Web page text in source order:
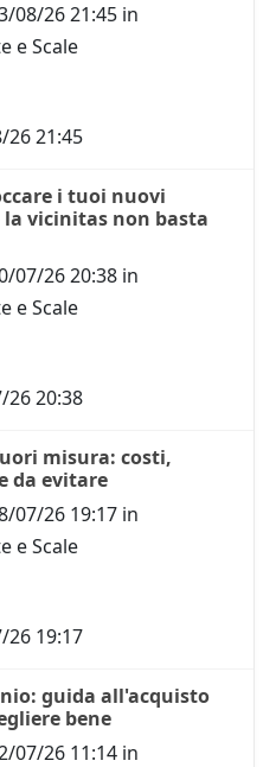
08/26 21:45 in
e Scale
26 21:45
i tuoi nuovi
vicinitas non basta
07/26 20:38 in
e Scale
26 20:38
misura: costi,
da evitare
07/26 19:17 in
e Scale
26 19:17
guida all'acquisto
bene
07/26 11:14 in